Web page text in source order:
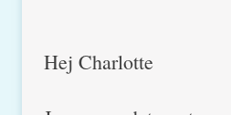
Hej Charlotte